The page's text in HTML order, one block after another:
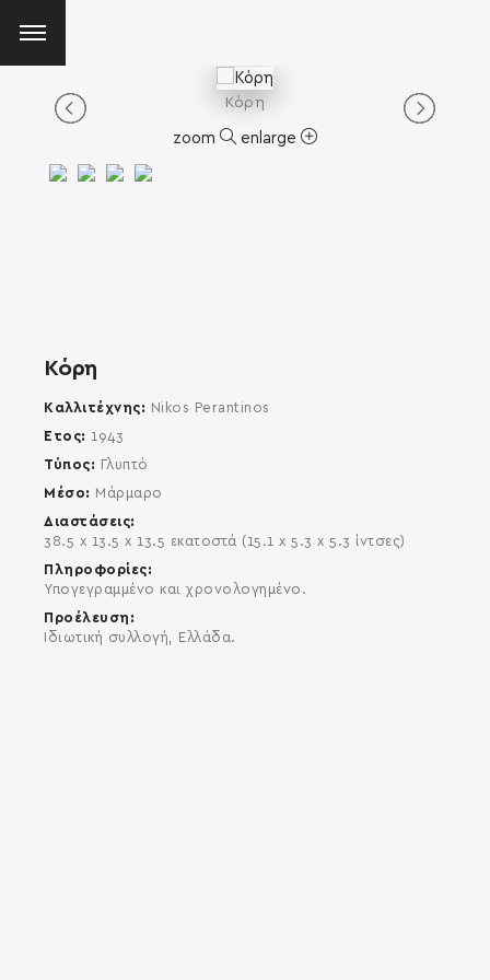
Κόρη
zoom enlarge
Κόρη
Καλλιτέχνης
Nikos Perantinos
Έτος
1943
Τύπος
Γλυπτό
Μέσο
Μάρμαρο
Διαστάσεις
38.5 x 13.5 x 13.5 εκατοστά (15.1 x 5.3 x 5.3 ίντσες)
Πληροφορίες
Υπογεγραμμένο και χρονολογημένο.
Προέλευση
Ιδιωτική συλλογή, Ελλάδα.